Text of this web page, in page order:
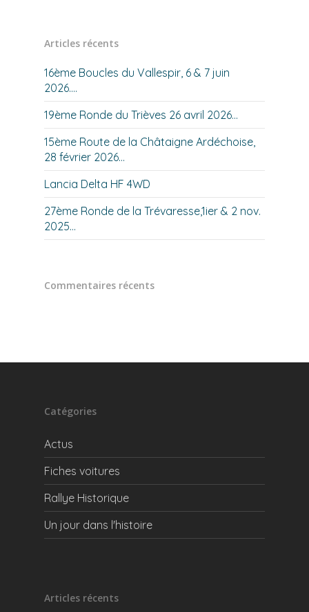
Articles récents
16ème Boucles du Vallespir, 6 & 7 juin
2026….
19ème Ronde du Trièves 26 avril 2026…
15ème Route de la Châtaigne Ardéchoise,
28 février 2026…
Lancia Delta HF 4WD
27ème Ronde de la Trévaresse,1ier & 2 nov.
2025…
Commentaires récents
Catégories
Actus
Fiches voitures
Rallye Historique
Un jour dans l'histoire
Articles récents